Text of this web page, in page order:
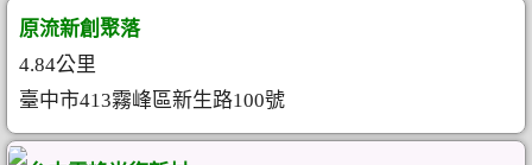
原流新創聚落
4.84公里
臺中市413霧峰區新生路100號